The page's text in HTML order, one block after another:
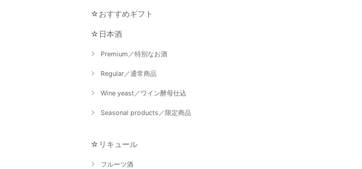
☆おすすめギフト
☆日本酒
Premium／特別なお酒
Regular／通常商品
Wine yeast／ワイン酵母仕込
Seasonal products／限定商品
☆リキュール
フルーツ酒